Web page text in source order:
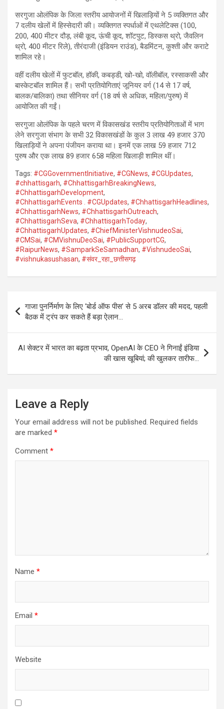
सरगुजा ओलंपिक के जिला स्तरीय आयोजनों में खिलाड़ियों ने 5 व्यक्तिगत और
7 दलीय खेलों में हिस्सेदारी की। व्यक्तिगत स्पर्धाओं में एथलेटिक्स (100,
200, 400 मीटर दौड़, लंबी कूद, ऊंची कूद, शॉटपुट, डिस्कस थ्रो, जैवलिन
थ्रो, 400 मीटर रिले), तीरंदाजी (इंडियन राउंड), बैडमिंटन, कुश्ती और कराटे
शामिल रहे।
वहीं दलीय खेलों में फुटबॉल, हॉकी, कबड्डी, खो-खो, वॉलीबॉल, रस्साकसी और
बास्केटबॉल शामिल हैं। सभी प्रतियोगिताएं जूनियर वर्ग (14 से 17 वर्ष,
बालक/बालिका) तथा सीनियर वर्ग (18 वर्ष से अधिक, महिला/पुरुष) में
आयोजित की गईं।
सरगुजा ओलंपिक के पहले चरण में विकासखंड स्तरीय प्रतियोगिताओं में भाग
लेने सरगुजा संभाग के सभी 32 विकासखंडों के कुल 3 लाख 49 हजार 370
खिलाड़ियों ने अपना पंजीयन कराया था। इनमें एक लाख 59 हजार 712
पुरुष और एक लाख 89 हजार 658 महिला खिलाड़ी शामिल थीं।
Tags: #CGGovernmentInitiative, #CGNews, #CGUpdates,
#chhattisgarh, #ChhattisgarhBreakingNews,
#ChhattisgarhDevelopment,
#ChhattisgarhEvents . #CGUpdates, #ChhattisgarhHeadlines,
#ChhattisgarhNews, #ChhattisgarhOutreach,
#ChhattisgarhSeva, #ChhattisgarhToday,
#ChhattisgarhUpdates, #ChiefMinisterVishnudeoSai,
#CMSai, #CMVishnuDeoSai, #PublicSupportCG,
#RaipurNews, #SamparkSeSamadhan, #VishnudeoSai,
#vishnukasushasan, #संवर_रहा_छत्तीसगढ़
navigation
गाजा पुनर्निर्माण के लिए ‘बोर्ड ऑफ पीस’ से 5 अरब डॉलर की मदद, पहली
बैठक में ट्रंप कर सकते हैं बड़ा ऐलान…
AI सेक्टर में भारत का बढ़ता प्रभाव, OpenAI के CEO ने गिनाईं इंडिया
की खास खूबियां; की खुलकर तारीफ…
Leave a Reply
Your email address will not be published. Required fields
are marked *
Comment *
Name *
Email *
Website